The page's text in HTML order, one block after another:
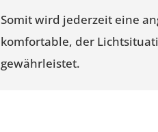
Somit wird jederzeit eine
komfortable, der
gewährleistet.